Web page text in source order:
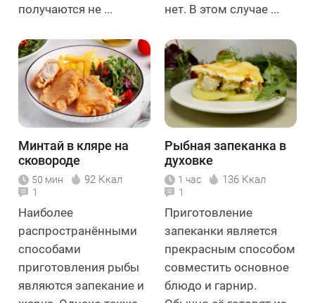
получаются не ...
нет. В этом случае ...
Минтай в кляре на
сковороде
50 мин 92 Ккал
1
Наиболее
распространёнными
способами
приготовления рыбы
являются запекание и
Рыбная запеканка в
духовке
1 час 136 Ккал
1
Приготовление
запеканки является
прекрасным способом
совместить основное
блюдо и гарнир.